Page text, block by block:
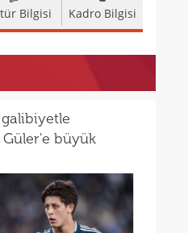
Bilgisi Kadro Bilgisi
Güler'e büyük